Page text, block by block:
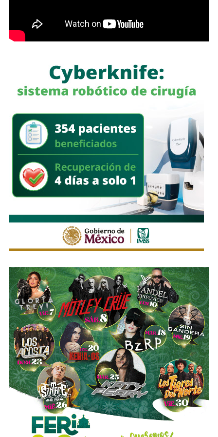
litros de petrolífero, una máquina asfaltadora,
generador eléctrico de diésel, una máquina
alrededor de 40 cinchos de seguridad para escotillas de
pipas, utilizados comúnmente en el transporte de
combustibles.
En un segundo cateo, realizado en la comunidad de
Laguna de San Vicente, también en territorio potosino, la
FGR aseguró otro inmueble donde presuntamente operaba
un centro de procesamiento ilegal de hidrocarburos.
Ahí fueron encontrados18 tanques verticales, dos líneas
completas de producción para hidrocarburos, alrededor de
40 mil litros de petróleo crudo y diésel, además de
muestras de ácido sulfúrico, hidrocarburos y diversa
documentación relacionada con la operación del sitio.
Las investigaciones también permitieron ejecutar cateos
en Tizayuca, Hidalgo, y Cuautla, Morelos.
En Hidalgo fueron asegurados más de456 mil litrosde un
líquido que podría corresponder a hidrocarburos o
productos químicos utilizados para su procesamiento,
mientras que en Morelos se localizaron documentos,
talones de cheques y muestras obtenidas de diversos
contenedores.